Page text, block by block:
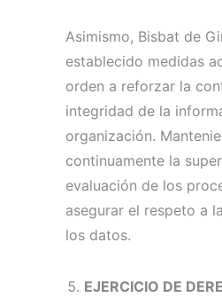
Asimismo, Bisbat de
establecido medidas
orden a reforzar la
integridad de la
organización.
continuamente la
evaluación de los
asegurar el respeto a
los datos.
EJERCICIO DE